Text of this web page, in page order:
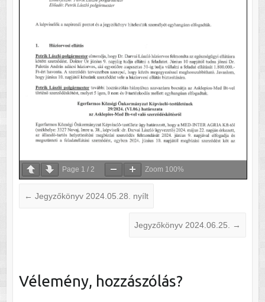
Page 1 / 2 Zoom 100%
← Jegyzőkönyv 2024.05.28. nyílt
Jegyzőkönyv 2024.06.25. →
Vélemény, hozzászólás?